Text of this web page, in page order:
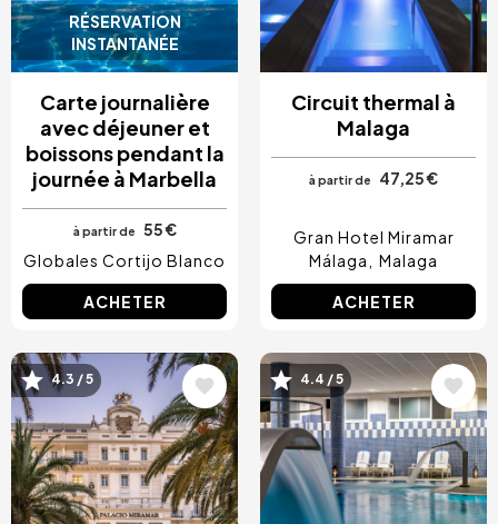
RÉSERVATION
INSTANTANÉE
Carte journalière
avec déjeuner et
boissons pendant la
journée à Marbella
à partir de
55 €
Globales Cortijo Blanco
ACHETER
Circuit thermal à
Malaga
à partir de 47,25 €
Gran Hotel Miramar
Málaga
Malaga
ACHETER
Image
4.3 / 5 Image
4.4 / 5